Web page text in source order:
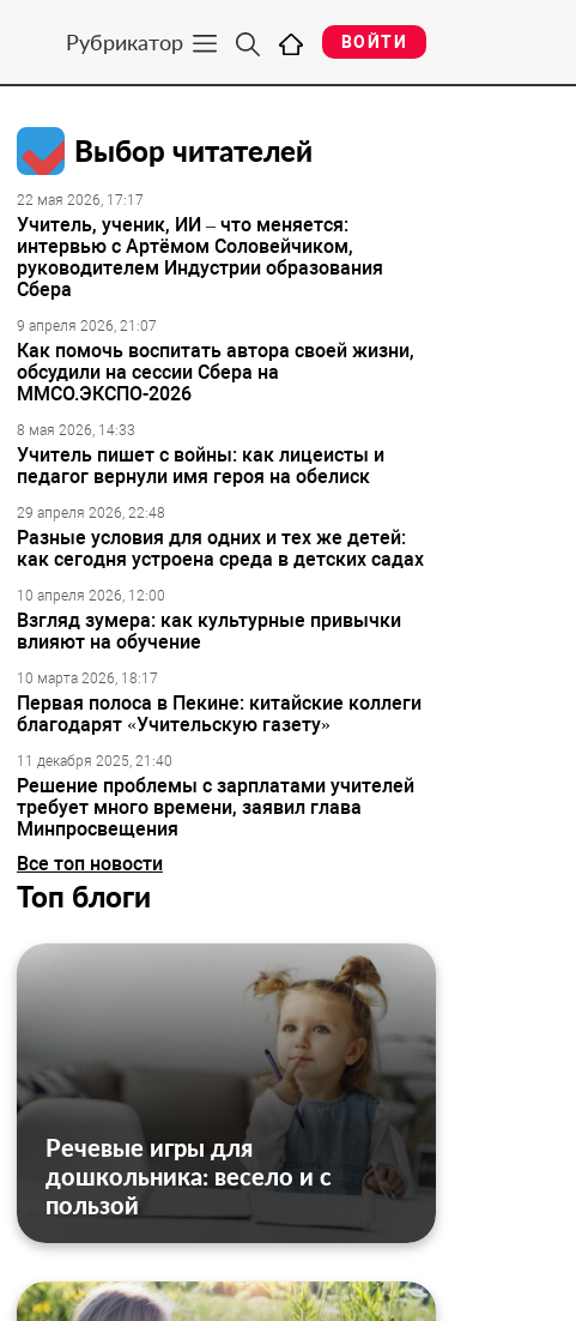
Рубрикатор ВОЙТИ
Выбор читателей
22 мая 2026, 17:17
Учитель, ученик, ИИ – что меняется:
интервью с Артёмом Соловейчиком,
руководителем Индустрии образования
Сбера
9 апреля 2026, 21:07
Как помочь воспитать автора своей жизни,
обсудили на сессии Сбера на
ММСО.ЭКСПО-2026
8 мая 2026, 14:33
Учитель пишет с войны: как лицеисты и
педагог вернули имя героя на обелиск
29 апреля 2026, 22:48
Разные условия для одних и тех же детей:
как сегодня устроена среда в детских садах
10 апреля 2026, 12:00
Взгляд зумера: как культурные привычки
влияют на обучение
10 марта 2026, 18:17
Первая полоса в Пекине: китайские коллеги
благодарят «Учительскую газету»
11 декабря 2025, 21:40
Решение проблемы с зарплатами учителей
требует много времени, заявил глава
Минпросвещения
Все топ новости
Топ блоги
Речевые игры для
дошкольника: весело и с
пользой